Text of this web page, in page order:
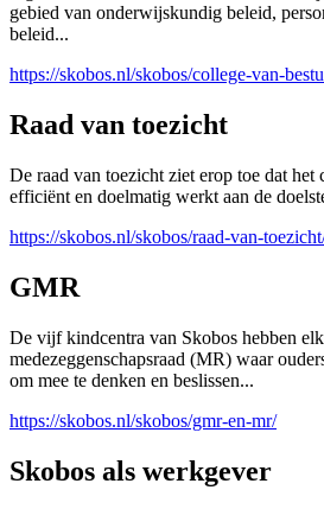
gebied van onderwijskundig beleid,
beleid...
https://skobos.nl/skobos/college-van-
Raad van toezicht
De raad van toezicht ziet erop toe dat het
efficiënt en doelmatig werkt aan de
https://skobos.nl/skobos/raad-van-
GMR
De vijf kindcentra van Skobos hebben
medezeggenschapsraad (MR) waar
om mee te denken en beslissen...
https://skobos.nl/skobos/gmr-en-mr/
Skobos als werkgever